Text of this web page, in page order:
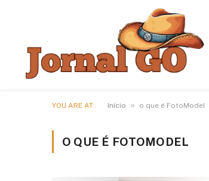
YOU ARE AT: Início » o que é FotoModel
O QUE É FOTOMODEL